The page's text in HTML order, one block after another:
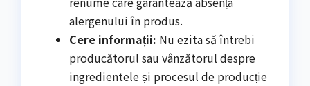
alergenului în produs.
Cere informații: Nu ezita să întrebi
producătorul sau vânzătorul despre
ingredientele și procesul de producție